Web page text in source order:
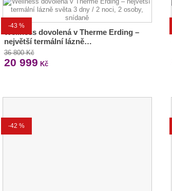
-43 %
Wellness dovolená v Therme Erding –
největší termální lázně…
36 800 Kč
20 999 Kč
-42 %